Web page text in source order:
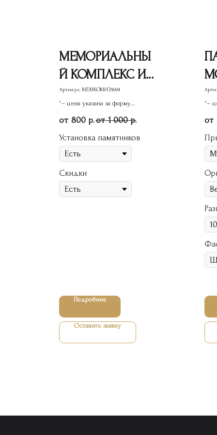
МЕМОРИАЛЬНЫ
Й КОМПЛЕКС ИЗ
ГРАНИТА 6
Артикул: МЕМКОМИЗ5694
*– цена указана за форму
800 р. 1 000 р.
Установка памятников
Скидки
Подробнее
Оставить заявку
*–